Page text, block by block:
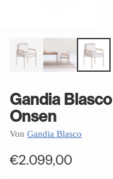
Gandia
Onsen
Von Gandia Blasco
Normaler
€2.099,00